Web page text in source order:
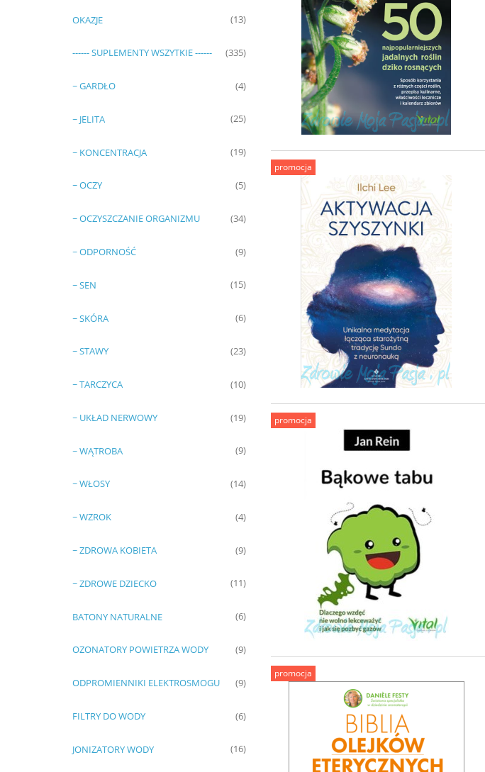
OKAZJE (13)
------ SUPLEMENTY WSZYTKIE ------ (335)
~ GARDŁO (4)
~ JELITA (25)
~ KONCENTRACJA (19)
~ OCZY (5)
~ OCZYSZCZANIE ORGANIZMU (34)
~ ODPORNOŚĆ (9)
~ SEN (15)
~ SKÓRA (6)
~ STAWY (23)
~ TARCZYCA (10)
~ UKŁAD NERWOWY (19)
~ WĄTROBA (9)
~ WŁOSY (14)
~ WZROK (4)
~ ZDROWA KOBIETA (9)
~ ZDROWE DZIECKO (11)
BATONY NATURALNE (6)
OZONATORY POWIETRZA WODY (9)
ODPROMIENNIKI ELEKTROSMOGU (9)
FILTRY DO WODY (6)
JONIZATORY WODY (16)
promocja
promocja
promocja